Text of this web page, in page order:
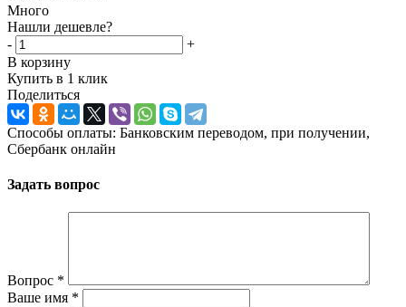
Много
Нашли дешевле?
-
+
В корзину
Купить в 1 клик
Поделиться
Способы оплаты: Банковским переводом, при получении,
Сбербанк онлайн
Задать вопрос
Вопрос *
Ваше имя *